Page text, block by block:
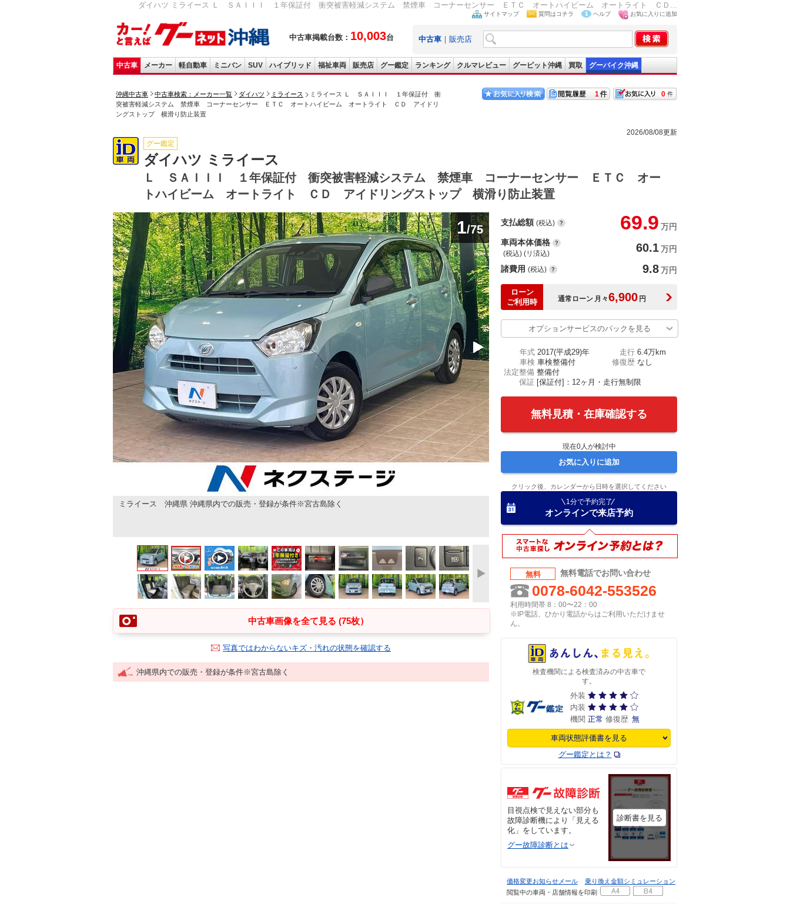
ダイハツ ミライース Ｌ ＳＡＩＩＩ １年保証付 衝突被害軽減システム 禁煙車 コーナーセンサー ＥＴＣ オートハイビーム オートライト ＣＤ...
中古車掲載台数： 10,003台
サイトマップ 質問はコチラ ヘルプ お気に入りに追加
中古車 ｜ 販売店
中古車 メーカー 軽自動車 ミニバン SUV ハイブリッド 福祉車両 販売店 グー鑑定 ランキング クルマレビュー グーピット沖縄 買取 グーバイク沖縄
沖縄中古車 中古車検索：メーカー一覧 ダイハツ ミライース
ミライース Ｌ ＳＡＩＩＩ １年保証付 衝
突被害軽減システム 禁煙車 コーナーセンサー ＥＴＣ オートハイビーム オートライト ＣＤ アイドリ
ングストップ 横滑り防止装置
0
1
2026/08/08更新
グー鑑定
ダイハツ ミライース
Ｌ ＳＡＩＩＩ １年保証付 衝突被害軽減システム 禁煙車 コーナーセンサー ＥＴＣ オー
トハイビーム オートライト ＣＤ アイドリングストップ 横滑り防止装置
ミライース 沖縄県 沖縄県内での販売・登録が条件※宮古島除く
1/75
中古車画像を全て見る (75枚）
写真ではわからないキズ・汚れの状態を確認する
沖縄県内での販売・登録が条件※宮古島除く
支払総額 (税込) 69.9 万円
車両本体価格
(税込) (リ済込) 60.1万円
諸費用 (税込) 9.8万円
ローン
ご利用時
通常ローン 月々6,900 円
オプションサービスのパックを見る
年式 2017(平成29)年 走行 6.4万km
車検 車検整備付 修復歴 なし
法定整備 整備付
保証 [保証付]：12ヶ月・走行無制限
無料見積・在庫確認する
現在0人が検討中
お気に入りに追加
クリック後、カレンダーから日時を選択してください
1分で予約完了
オンラインで来店予約
無料 無料電話でお問い合わせ
0078-6042-553526
利用時間帯 8：00〜22：00
※IP電話、ひかり電話からはご利用いただけませ
ん。
検査機関による検査済みの中古車で
す。
外装
内装
機関 正常 修復歴 無
車両状態評価書を見る
グー鑑定とは？
目視点検で見えない部分も
故障診断機により「見える
化」をしています。
グー故障診断とは
診断書を見る
価格変更お知らせメール
乗り換え金額シミュレーション
閲覧中の車両・店舗情報を印刷